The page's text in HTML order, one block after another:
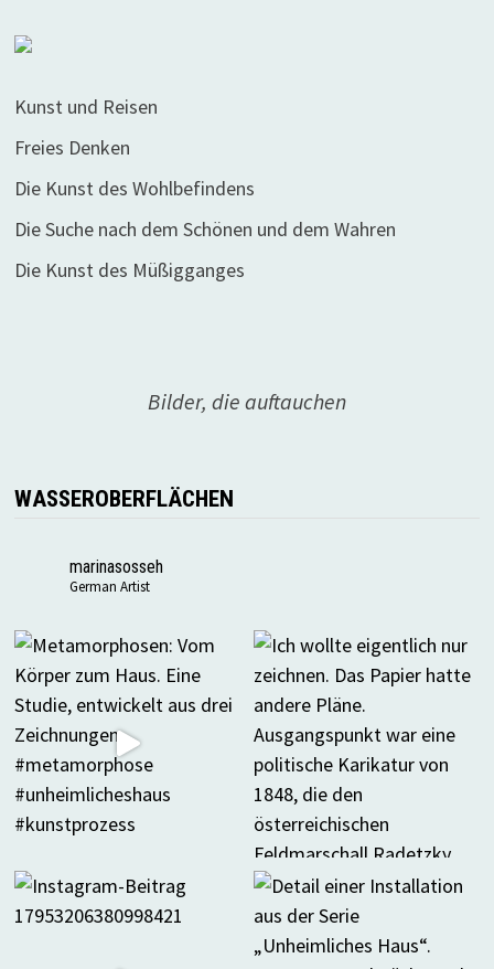
Kunst und Reisen
Freies Denken
Die Kunst des Wohlbefindens
Die Suche nach dem Schönen und dem Wahren
Die Kunst des Müßigganges
Bilder, die auftauchen
WASSEROBERFLÄCHEN
marinasosseh
German Artist